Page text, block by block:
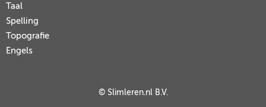
Taal
Spelling
Topografie
Engels
© Slimleren.nl B.V.